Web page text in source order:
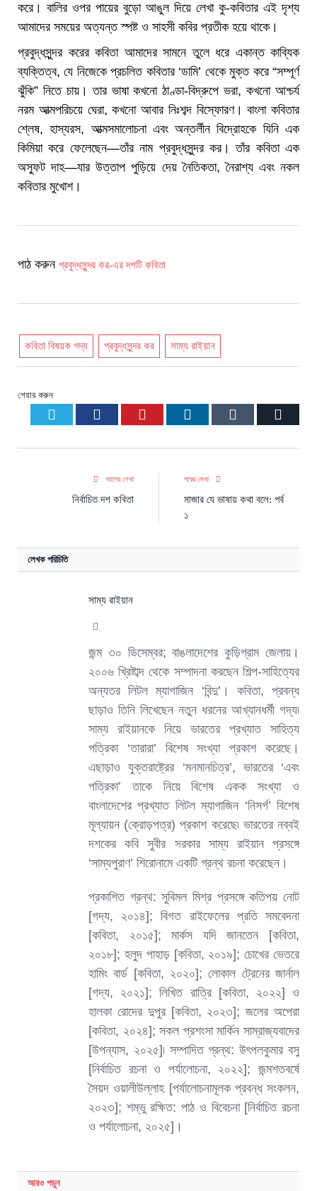
করে। বালির ওপর পায়ের বুড়ো আঙুল দিয়ে লেখা কু-কবিতার এই দৃশ্য
আমাদের সময়ের অত্যন্ত স্পষ্ট ও সাহসী কবির প্রতীক হয়ে থাকে।
প্রবুদ্ধসুন্দর করের কবিতা আমাদের সামনে তুলে ধরে একান্ত কাব্যিক
ব্যক্তিত্ব, যে নিজেকে প্রচলিত কবিতার ‘ডামি’ থেকে মুক্ত করে “সম্পূর্ণ
ঝুঁকি” নিতে চায়। তার ভাষা কখনো ঠাণ্ডা-বিদ্রুপে ভরা, কখনো আশ্চর্য
নরম আত্মপরিচয়ে ঘেরা, কখনো আবার নিঃশব্দ বিস্ফোরণ। বাংলা কবিতার
শ্লেষ, হাস্যরস, আত্মসমালোচনা এবং অন্তর্লীন বিদ্রোহকে যিনি এক
কিমিয়া করে ফেলেছেন—তাঁর নাম প্রবুদ্ধসুন্দর কর। তাঁর কবিতা এক
অস্ফুট দাহ—যার উত্তাপ পুড়িয়ে দেয় নৈতিকতা, নৈরাশ্য এবং নকল
কবিতার মুখোশ।
পাঠ করুন প্রবুদ্ধসুন্দর কর-এর দশটি কবিতা
কবিতা বিষয়ক গদ্য প্রবুদ্ধসুন্দর কর সাম্য রাইয়ান
শেয়ার করুন
Twitter Facebook Pinterest LinkedIn Tumblr
আগের লেখা
নির্বাচিত দশ কবিতা
পরের লেখা
মাজার যে ভাষায় কথা বলে: পর্ব
১
লেখক পরিচিতি
সাম্য রাইয়ান
জন্ম ৩০ ডিসেম্বর; বাঙলাদেশের কুড়িগ্রাম জেলায়।
২০০৬ খ্রিষ্টাব্দ থেকে সম্পাদনা করছেন শিল্প-সাহিত্যের
অন্যতর লিটল ম্যাগাজিন ‘বিন্দু’। কবিতা, প্রবন্ধ
ছাড়াও তিনি লিখেছেন নতুন ধরনের আখ্যানধর্মী গদ্য৷
সাম্য রাইয়ানকে নিয়ে ভারতের প্রখ্যাত সাহিত্য
পত্রিকা ‘তারারা’ বিশেষ সংখ্যা প্রকাশ করেছে।
এছাড়াও যুক্তরাষ্ট্রের ‘মনমানচিত্র’, ভারতের ‘এবং
পত্রিকা’ তাকে নিয়ে বিশেষ একক সংখ্যা ও
বাংলাদেশের প্রখ্যাত লিটল ম্যাগাজিন ‘নিসর্গ’ বিশেষ
মূল্যায়ন (ক্রোড়পত্র) প্রকাশ করেছে৷ ভারতের নব্বই
দশকের কবি সুবীর সরকার সাম্য রাইয়ান প্রসঙ্গে
‘সাম্যপুরাণ’ শিরোনামে একটি গ্রন্থ রচনা করেছেন।
প্রকাশিত গ্রন্থ: সুবিমল মিশ্র প্রসঙ্গে কতিপয় নোট
[গদ্য, ২০১৪]; বিগত রাইফেলের প্রতি সমবেদনা
[কবিতা, ২০১৫]; মার্কস যদি জানতেন [কবিতা,
২০১৮]; হলুদ পাহাড় [কবিতা, ২০১৯]; চোখের ভেতরে
হামিং বার্ড [কবিতা, ২০২০]; লোকাল ট্রেনের জার্নাল
[গদ্য, ২০২১]; লিখিত রাত্রি [কবিতা, ২০২২] ও
হালকা রোদের দুপুর [কবিতা, ২০২৩]; জলের অপেরা
[কবিতা, ২০২৪]; সকল প্রশংসা মার্কিন সাম্রাজ্যবাদের
[উপন্যাস, ২০২৫]৷ সম্পাদিত গ্রন্থ: উৎপলকুমার বসু
[নির্বাচিত রচনা ও পর্যালোচনা, ২০২২]; জন্মশতবর্ষে
সৈয়দ ওয়ালীউল্লাহ [পর্যালোচনামূলক প্রবন্ধ সংকলন,
২০২৩]; শম্ভু রক্ষিত: পাঠ ও বিবেচনা [নির্বাচিত রচনা
ও পর্যালোচনা, ২০২৫]।
আরও পড়ুন